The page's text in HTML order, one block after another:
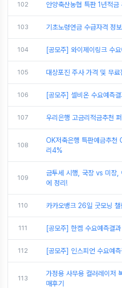
102 안양축산농협 특판 1년적
103 기초노령연금 수급자격 정
104 [공모주] 와이제이링크 수
105 대상포진 주사 가격 및 무
106 [공모주] 셀비온 수요예측
107 우리은행 고금리적금추천
108
OK저축은행 특판예금추천
리4%
109
금투세 시행, 국장 vs 미장,
에 정리!
110 카카오뱅크 26일 굿모닝
111 [공모주] 한켐 수요예측결
112 [공모주] 인스피언 수요예
113
가정용 사무용 컬러레이저
매후기